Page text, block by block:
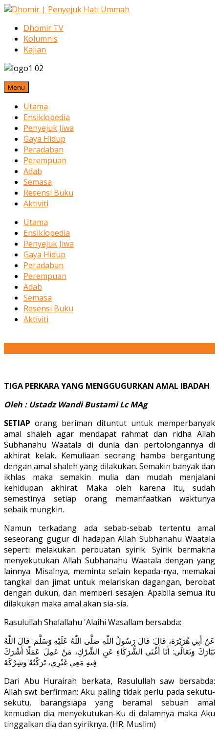
Dhomir TV
Kolumnis
Kajian
Menu
Utama
Ensiklopedia
Penyejuk Jiwa
Gaya Hidup
Peradaban
Perempuan
Adab
Semasa
Resensi Buku
Aktiviti
Utama
Ensiklopedia
Penyejuk Jiwa
Gaya Hidup
Peradaban
Perempuan
Adab
Semasa
Resensi Buku
Aktiviti
TIGA PERKARA YANG MENGGUGURKAN AMAL IBADAH
Oleh : Ustadz Wandi Bustami Lc MAg
SETIAP orang beriman dituntut untuk memperbanyak
amal shaleh agar mendapat rahmat dan ridha Allah
Subhanahu Waatala di dunia dan pertolongannya di
akhirat kelak. Kemuliaan seorang hamba bergantung
dengan amal shaleh yang dilakukan. Semakin banyak dan
ikhlas maka semakin mulia dan mudah menjalani
kehidupan akhirat. Maka oleh karena itu, sudah
semestinya setiap orang memanfaatkan waktunya
sebaik mungkin.
Namun terkadang ada sebab-sebab tertentu amal
seseorang gugur di hadapan Allah Subhanahu Waatala
seperti melakukan perbuatan syirik. Syirik bermakna
menyekutukan Allah Subhanahu Waatala dengan yang
lainnya. Misalnya, meminta selain kepada-nya, memakai
tangkal dan jimat untuk melariskan dagangan, berobat
dengan dukun, dan memberi sesajen. Apabila semua itu
dilakukan maka amal akan sia-sia.
Rasulullah Shalallahu 'Alaihi Wasallam bersabda:
عَنْ أَبِي هُرَيْرَةَ، قَالَ: قَالَ رَسُولُ اللّٰهِ صَلَّى اللّٰهُ عَلَيْهِ وَسَلَّمَ: قَالَ اللّٰهُ
تَبَارَكَ وَتَعَالَى: أَنَا أَغْنَى الشُّرَكَاءِ عَنِ الشِّرْكِ، مَنْ عَمِلَ عَمَلًا أَشْرَكَ
فِيهِ مَعِي غَيْرِي، تَرَكْتُهُ وَشِرْكَهُ
Dari Abu Hurairah berkata, Rasulullah saw bersabda:
Allah swt berfirman: Aku paling tidak perlu pada sekutu-
sekutu, barangsiapa yang beramal sebuah amal
kemudian dia menyekutukan-Ku di dalamnya maka Aku
tinggalkan dia dan syiriknya. (HR. Muslim)